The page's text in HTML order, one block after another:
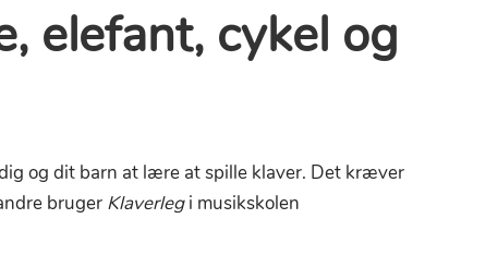
elefant, cykel og
og dit barn at lære at spille klaver. Det kræver
bruger Klaverlegi musikskolen